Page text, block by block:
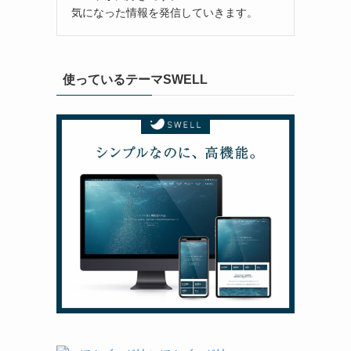
気になった情報を発信していきます。
使っているテーマSWELL